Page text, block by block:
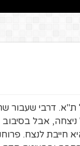
הפועל ת"א. דרבי
אבל בסיבוב
חייבת לנצח.